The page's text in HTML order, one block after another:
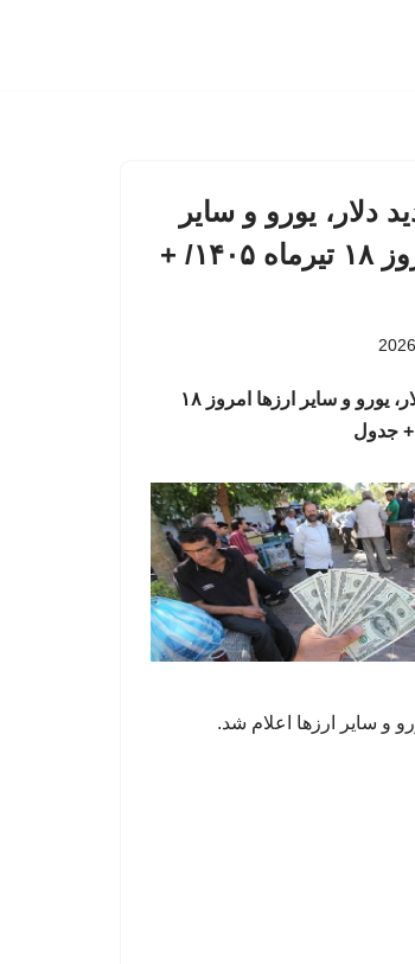
دلار، یورو و سایر
ارزها امروز ۱۸ تیرماه ۱۴۰۵/ +
قیمت جدید دلار، یورو و سایر ارزها امروز ۱۸
و سایر ارزها اعلام شد.